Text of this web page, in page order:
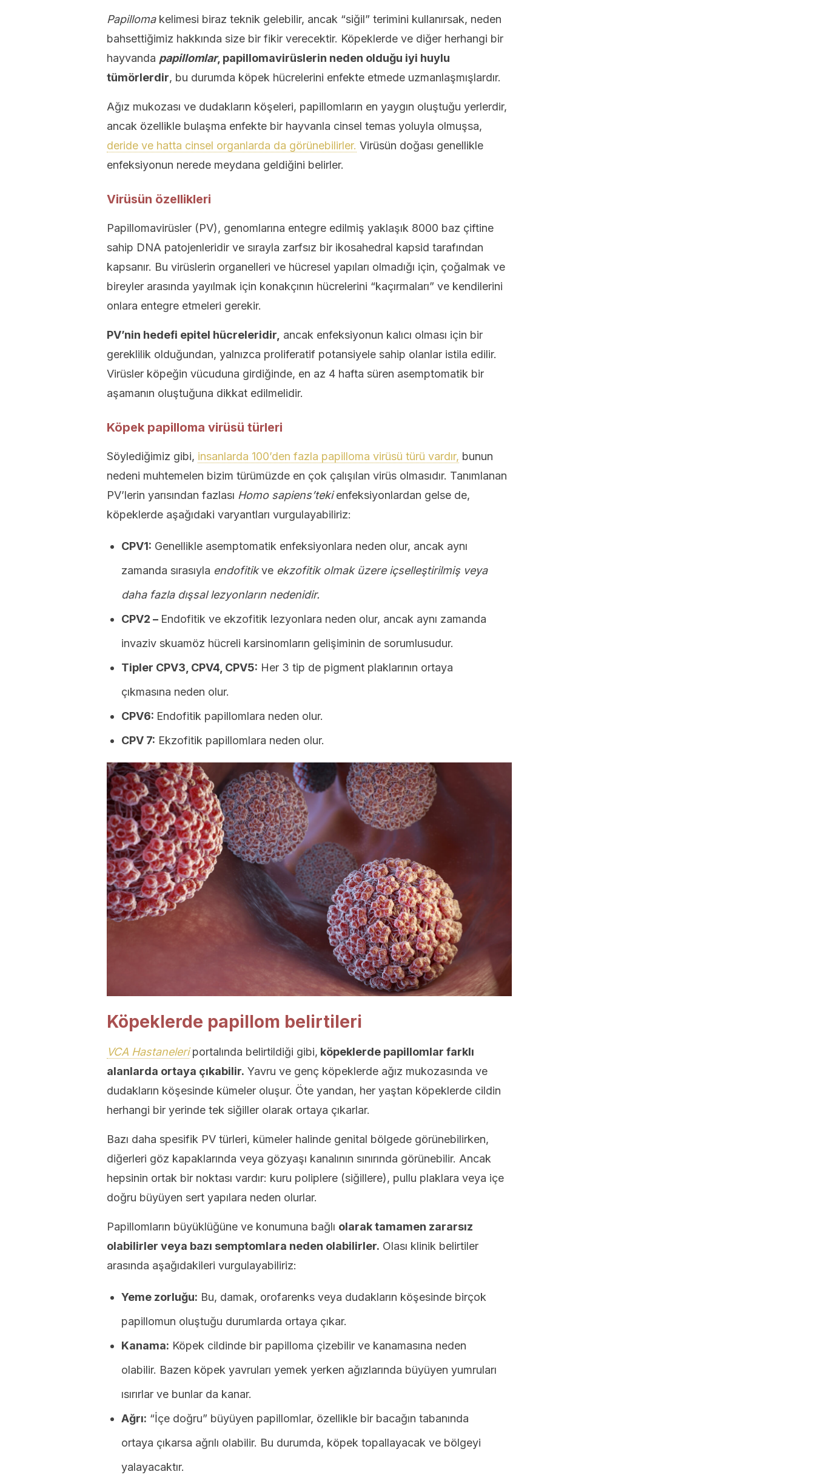
Papillomakelimesi biraz teknik gelebilir, ancak “siğil” terimini kullanırsak, neden
bahsettiğimiz hakkında size bir fikir verecektir. Köpeklerde ve diğer herhangi bir
hayvanda papillomlar, papillomavirüslerin neden olduğu iyi huylu
tümörlerdir, bu durumda köpek hücrelerini enfekte etmede uzmanlaşmışlardır.
Ağız mukozası ve dudakların köşeleri, papillomların en yaygın oluştuğu yerlerdir,
ancak özellikle bulaşma enfekte bir hayvanla cinsel temas yoluyla olmuşsa,
deride ve hatta cinsel organlarda da görünebilirler. Virüsün doğası genellikle
enfeksiyonun nerede meydana geldiğini belirler.
Virüsün özellikleri
Papillomavirüsler (PV), genomlarına entegre edilmiş yaklaşık 8000 baz çiftine
sahip DNA patojenleridir ve sırayla zarfsız bir ikosahedral kapsid tarafından
kapsanır. Bu virüslerin organelleri ve hücresel yapıları olmadığı için, çoğalmak ve
bireyler arasında yayılmak için konakçının hücrelerini “kaçırmaları” ve kendilerini
onlara entegre etmeleri gerekir.
PV’nin hedefi epitel hücreleridir, ancak enfeksiyonun kalıcı olması için bir
gereklilik olduğundan, yalnızca proliferatif potansiyele sahip olanlar istila edilir.
Virüsler köpeğin vücuduna girdiğinde, en az 4 hafta süren asemptomatik bir
aşamanın oluştuğuna dikkat edilmelidir.
Köpek papilloma virüsü türleri
Söylediğimiz gibi, insanlarda 100’den fazla papilloma virüsü türü vardır, bunun
nedeni muhtemelen bizim türümüzde en çok çalışılan virüs olmasıdır. Tanımlanan
PV’lerin yarısından fazlası Homo sapiens’tekienfeksiyonlardan gelse de,
köpeklerde aşağıdaki varyantları vurgulayabiliriz:
CPV1: Genellikle asemptomatik enfeksiyonlara neden olur, ancak aynı
zamanda sırasıyla endofitikve ekzofitik olmak üzere içselleştirilmiş veya
daha fazla dışsal lezyonların nedenidir.
CPV2 – Endofitik ve ekzofitik lezyonlara neden olur, ancak aynı zamanda
invaziv skuamöz hücreli karsinomların gelişiminin de sorumlusudur.
Tipler CPV3, CPV4, CPV5: Her 3 tip de pigment plaklarının ortaya
çıkmasına neden olur.
CPV6: Endofitik papillomlara neden olur.
CPV 7: Ekzofitik papillomlara neden olur.
Köpeklerde papillom belirtileri
VCA Hastaneleriportalında belirtildiği gibi, köpeklerde papillomlar farklı
alanlarda ortaya çıkabilir. Yavru ve genç köpeklerde ağız mukozasında ve
dudakların köşesinde kümeler oluşur. Öte yandan, her yaştan köpeklerde cildin
herhangi bir yerinde tek siğiller olarak ortaya çıkarlar.
Bazı daha spesifik PV türleri, kümeler halinde genital bölgede görünebilirken,
diğerleri göz kapaklarında veya gözyaşı kanalının sınırında görünebilir. Ancak
hepsinin ortak bir noktası vardır: kuru poliplere (siğillere), pullu plaklara veya içe
doğru büyüyen sert yapılara neden olurlar.
Papillomların büyüklüğüne ve konumuna bağlı olarak tamamen zararsız
olabilirler veya bazı semptomlara neden olabilirler. Olası klinik belirtiler
arasında aşağıdakileri vurgulayabiliriz:
Yeme zorluğu: Bu, damak, orofarenks veya dudakların köşesinde birçok
papillomun oluştuğu durumlarda ortaya çıkar.
Kanama: Köpek cildinde bir papilloma çizebilir ve kanamasına neden
olabilir. Bazen köpek yavruları yemek yerken ağızlarında büyüyen yumruları
ısırırlar ve bunlar da kanar.
Ağrı: “İçe doğru” büyüyen papillomlar, özellikle bir bacağın tabanında
ortaya çıkarsa ağrılı olabilir. Bu durumda, köpek topallayacak ve bölgeyi
yalayacaktır.